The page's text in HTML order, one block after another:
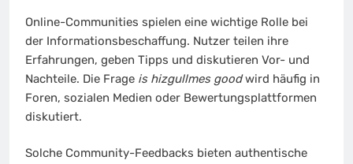
Online-Communities spielen eine wichtige Rolle bei
der Informationsbeschaffung. Nutzer teilen ihre
Erfahrungen, geben Tipps und diskutieren Vor- und
Nachteile. Die Frage is hizgullmes goodwird häufig in
Foren, sozialen Medien oder Bewertungsplattformen
diskutiert.
Solche Community-Feedbacks bieten authentische